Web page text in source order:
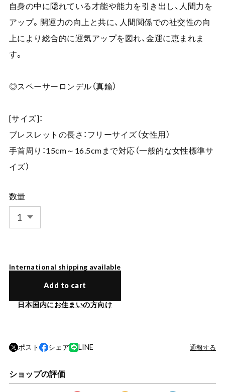
自身の中に隠れている才能や能力を引き出し、人間力を
アップ。開運力の向上と共に、人間関係での社交性の向
上により総合的に運気アップを図れ、金運に恵まれま
す。
◎スペーサーロンデル（真鍮）
[サイズ]：
ブレスレットの長さ：フリーサイズ（女性用）
手首周り：15cm～16.5cmまで対応（一般的な女性標準サ
イズ）
数量
International shipping available
Add to cart
日本国内にお住まいの方向け
ポスト シェア LINE 通報する
ショップの評価